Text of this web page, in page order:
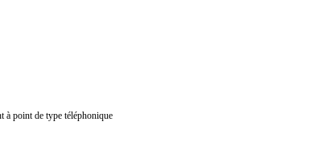
à point de type téléphonique